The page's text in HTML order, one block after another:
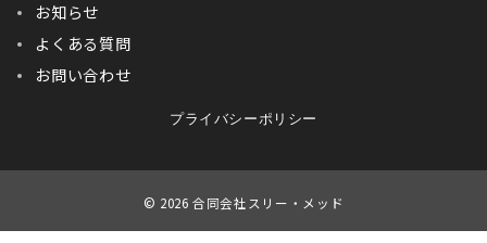
お知らせ
よくある質問
お問い合わせ
プライバシーポリシー
© 2026合同会社スリー・メッド